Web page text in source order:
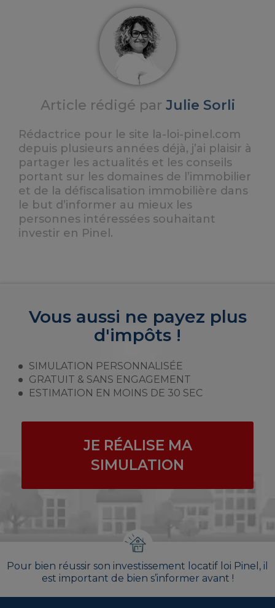
Article rédigé par Julie Sorli
Rédactrice pour le site la-loi-pinel.com
depuis plusieurs années déjà, j’ai plaisir à
partager les actualités et les conseils
portant sur les domaines de l’immobilier
et de la défiscalisation immobilière dans
le but d’informer au mieux les
personnes intéressées souhaitant
investir en Pinel.
Vous aussi ne payez plus
d'impôts !
SIMULATION PERSONNALISÉE
GRATUIT & SANS ENGAGEMENT
ESTIMATION EN MOINS DE 30 SEC
JE RÉALISE MA
SIMULATION
Pour bien réussir son investissement locatif loi Pinel, il
est important de bien s’informer avant !